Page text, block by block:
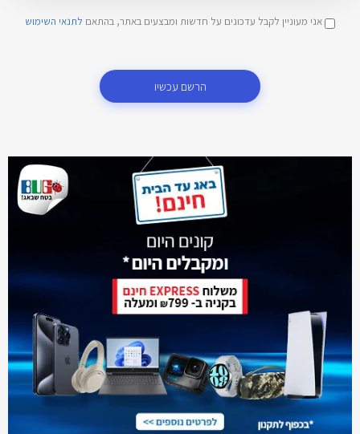
אני מעוניין לקבל עדכונים על חדשות ומבצעים באתר, בהתאם לתנאי השימוש
הרשם עכשיו